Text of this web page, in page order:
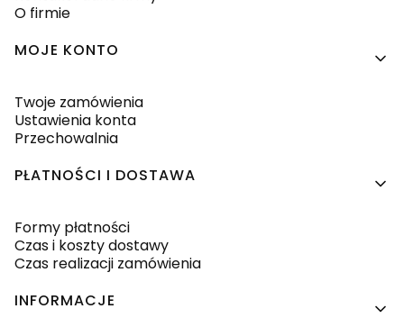
O firmie
MOJE KONTO
Twoje zamówienia
Ustawienia konta
Przechowalnia
PŁATNOŚCI I DOSTAWA
Formy płatności
Czas i koszty dostawy
Czas realizacji zamówienia
INFORMACJE